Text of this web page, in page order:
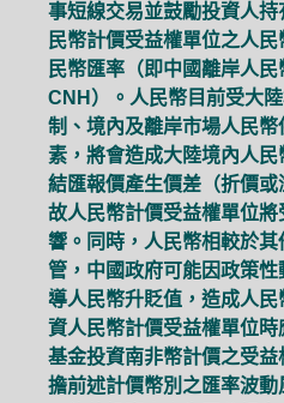
事短線交易並鼓勵投資人
民幣計價受益權單位之人
民幣匯率（即中國離岸人民
CNH）。人民幣目前受大
制、境內及離岸市場人民
素，將會造成大陸境內人
結匯報價產生價差（折價或
故人民幣計價受益權單位
響。同時，人民幣相較於
管，中國政府可能因政策性
導人民幣升貶值，造成人
資人民幣計價受益權單位
基金投資南非幣計價之受
擔前述計價幣別之匯率波